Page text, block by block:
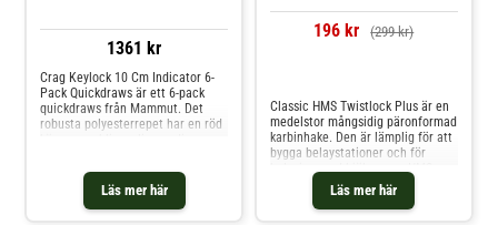
1361 kr
Läs mer här
Crag Keylock 10 Cm Indicator 6-
Pack Quickdraws är ett 6-pack
quickdraws från Mammut. Det
robusta polyesterrepet har en röd
(vertikal): 24 kNBrottstyrka
(öppen): 8 kNBrottstyrka
(horisontell): 8 kN
196 kr (299 kr)
Läs mer här
Classic HMS Twistlock Plus är en
medelstor mångsidig päronformad
karbinhake. Den är lämplig för att
bygga belaystationer och för
belaying med hjälp av en HMS-
knut eller belayanordning; det gör
att repet löper smidigt och
minskar slitaget.